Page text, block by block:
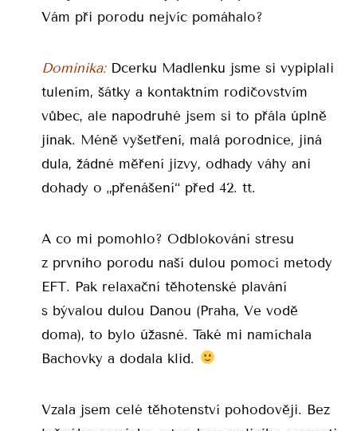
Vám při porodu nejvíc pomáhalo?
Dominika: Dcerku Madlenku jsme si vypiplali
tulením, šátky a kontaktním rodičovstvím
vůbec, ale napodruhé jsem si to přála úplně
jinak. Méně vyšetření, malá porodnice, jiná
dula, žádné měření jizvy, odhady váhy ani
dohady o „přenášení“ před 42. tt.
A co mi pomohlo? Odblokování stresu
z prvního porodu naší dulou pomocí metody
EFT. Pak relaxační těhotenské plavání
s bývalou dulou Danou (Praha, Ve vodě
doma), to bylo úžasné. Také mi namíchala
Bachovky a dodala klid.
Vzala jsem celé těhotenství pohodověji. Bez